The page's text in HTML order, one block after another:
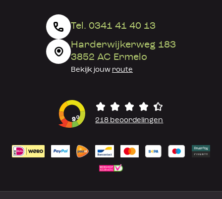
Tel. 0341 41 40 13
Harderwijkerweg 183
3852 AC Ermelo
Bekijk jouw route
90 218 beoordelingen